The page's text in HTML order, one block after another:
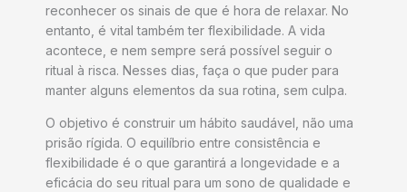
reconhecer os sinais de que é hora de relaxar. No
entanto, é vital também ter flexibilidade. A vida
acontece, e nem sempre será possível seguir o
ritual à risca. Nesses dias, faça o que puder para
manter alguns elementos da sua rotina, sem culpa.
O objetivo é construir um hábito saudável, não uma
prisão rígida. O equilíbrio entre consistência e
flexibilidade é o que garantirá a longevidade e a
eficácia do seu ritual para um sono de qualidade e